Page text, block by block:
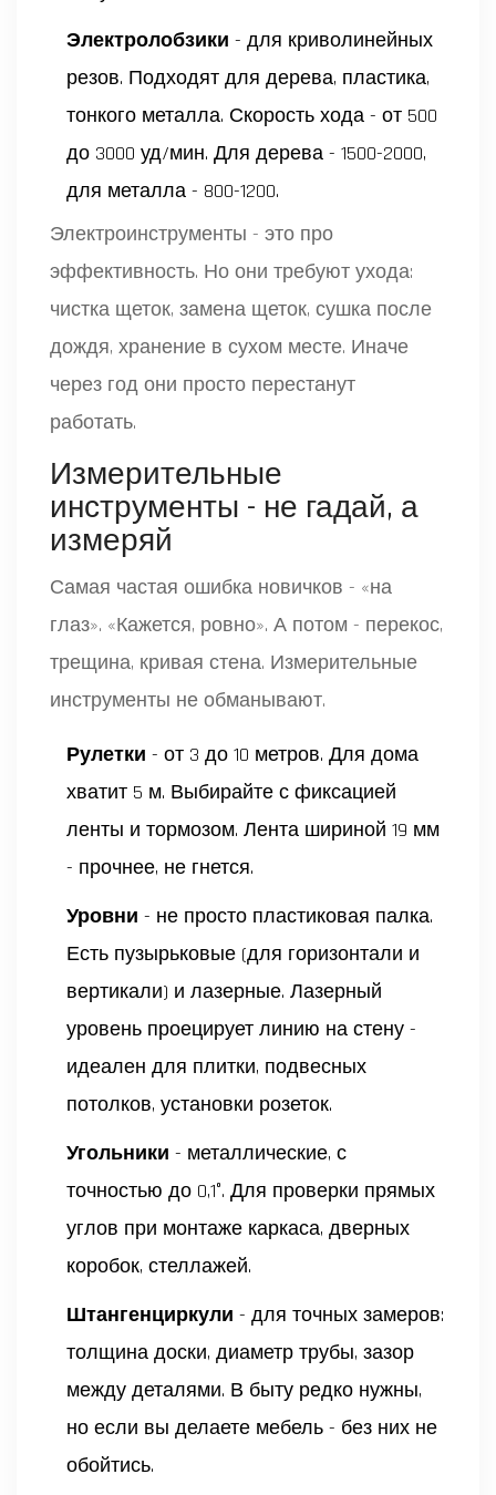
Электролобзики - для криволинейных
резов. Подходят для дерева, пластика,
тонкого металла. Скорость хода - от 500
до 3000 уд/мин. Для дерева - 1500-2000,
для металла - 800-1200.
Электроинструменты - это про
эффективность. Но они требуют ухода:
чистка щеток, замена щеток, сушка после
дождя, хранение в сухом месте. Иначе
через год они просто перестанут
работать.
Измерительные
инструменты - не гадай, а
измеряй
Самая частая ошибка новичков - «на
глаз». «Кажется, ровно». А потом - перекос,
трещина, кривая стена. Измерительные
инструменты не обманывают.
Рулетки - от 3 до 10 метров. Для дома
хватит 5 м. Выбирайте с фиксацией
ленты и тормозом. Лента шириной 19 мм
- прочнее, не гнется.
Уровни - не просто пластиковая палка.
Есть пузырьковые (для горизонтали и
вертикали) и лазерные. Лазерный
уровень проецирует линию на стену -
идеален для плитки, подвесных
потолков, установки розеток.
Угольники - металлические, с
точностью до 0,1°. Для проверки прямых
углов при монтаже каркаса, дверных
коробок, стеллажей.
Штангенциркули - для точных замеров:
толщина доски, диаметр трубы, зазор
между деталями. В быту редко нужны,
но если вы делаете мебель - без них не
обойтись.